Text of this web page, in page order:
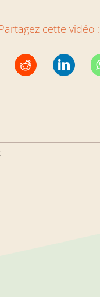
cette vidéo :